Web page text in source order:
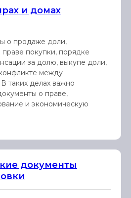
и домах
о продаже доли,
покупки, порядке
за долю, выкупе доли,
между
таких делах важно
о праве,
и экономическую
документы